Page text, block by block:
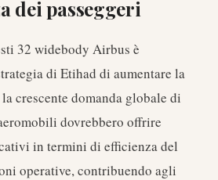
dei passeggeri
32 widebody Airbus è
di Etihad di aumentare la
crescente domanda globale di
dovrebbero offrire
in termini di efficienza del
operative, contribuendo agli